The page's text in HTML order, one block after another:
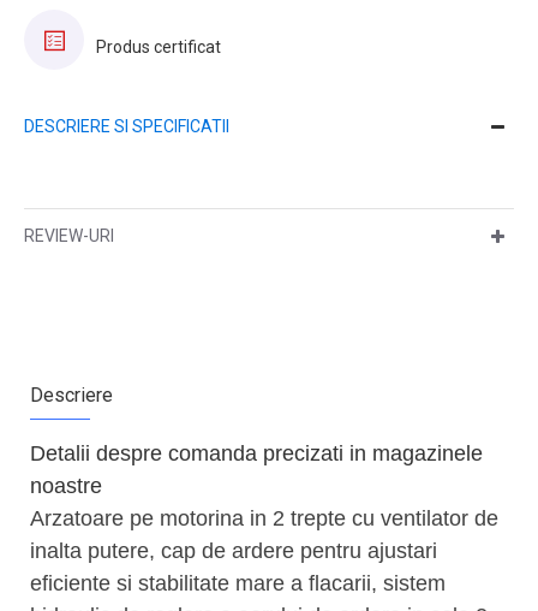
Produs certificat
DESCRIERE SI SPECIFICATII
REVIEW-URI
Descriere
Detalii despre comanda precizati in magazinele
noastre
Arzatoare pe motorina in 2 trepte cu ventilator de
inalta putere, cap de ardere pentru ajustari
eficiente si stabilitate mare a flacarii, sistem